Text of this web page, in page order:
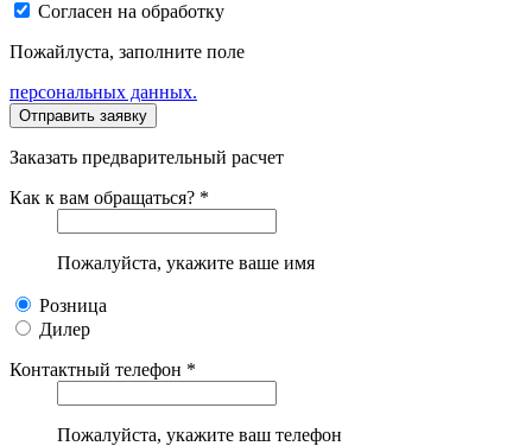
Согласен на обработку
Пожайлуста, заполните поле
персональных данных.
Заказать предварительный расчет
Как к вам обращаться? *
Пожалуйста, укажите ваше имя
Розница
Дилер
Контактный телефон *
Пожалуйста, укажите ваш телефон